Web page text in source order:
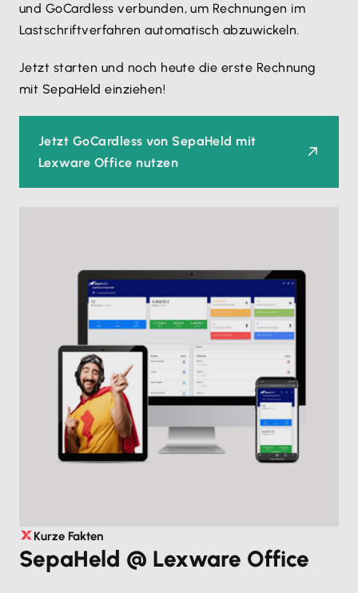
und GoCardless verbunden, um Rechnungen im
Lastschriftverfahren automatisch abzuwickeln.
Jetzt starten und noch heute die erste Rechnung
mit SepaHeld einziehen!
Jetzt GoCardless von SepaHeld mit
Lexware Office nutzen
Kurze Fakten
SepaHeld @ Lexware Office